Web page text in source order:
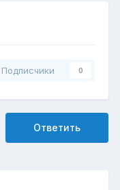
Подписчики 0
Ответить